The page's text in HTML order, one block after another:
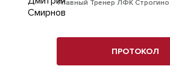
Главный Тренер ЛФК Строгино
ПРОТОКОЛ